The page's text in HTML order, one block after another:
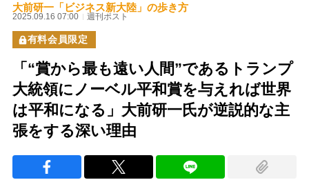
大前研一「ビジネス新大陸」の歩き方
2025.09.16 07:00 週刊ポスト
有料会員限定
「“賞から最も遠い人間”であるトランプ
大統領にノーベル平和賞を与えれば世界
は平和になる」大前研一氏が逆説的な主
張をする深い理由